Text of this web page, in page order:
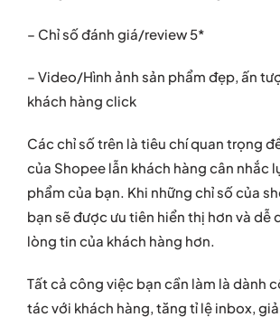
– Chỉ số đánh giá/review 5*
– Video/Hình ảnh sản phẩm đẹp, ấn
khách hàng click
Các chỉ số trên là tiêu chí quan trọng
của Shopee lẫn khách hàng cân nhắc
phẩm của bạn. Khi những chỉ số của
bạn sẽ được ưu tiên hiển thị hơn và dễ
lòng tin của khách hàng hơn.
Tất cả công việc bạn cần làm là dành
tác với khách hàng, tăng tỉ lệ inbox,